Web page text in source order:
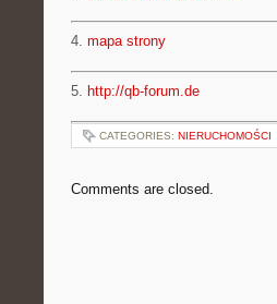
4. mapa strony
5. http://qb-forum.de
CATEGORIES: NIERUCHOMOŚCI
Comments are closed.